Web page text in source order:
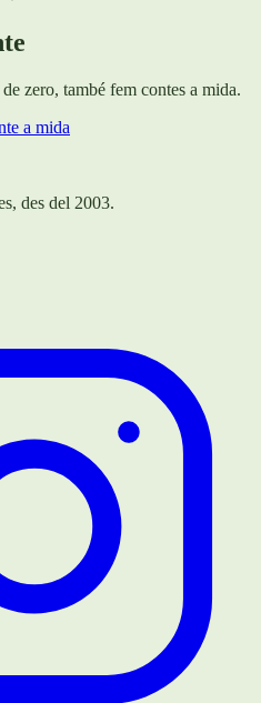
zero, també fem contes a mida.
a mida
des del 2003.